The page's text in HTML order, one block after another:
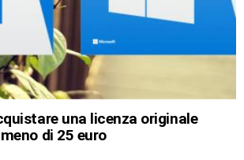
una licenza originale
di 25 euro